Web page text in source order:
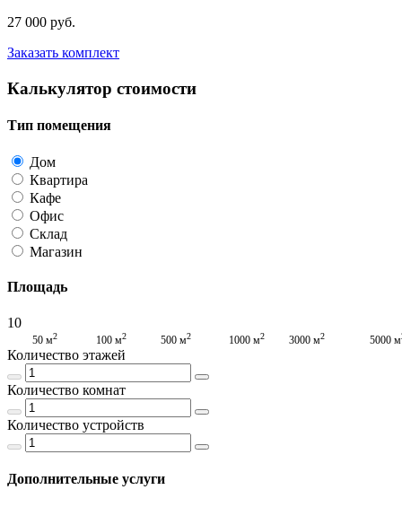
27 000 руб.
Заказать комплект
Калькулятор стоимости
Тип помещения
Дом
Квартира
Кафе
Офис
Склад
Магазин
Площадь
10
50 м2 100 м2 500 м2 1000 м2 3000 м2 5000 м
Количество этажей
Количество комнат
Количество устройств
Дополнительные услуги